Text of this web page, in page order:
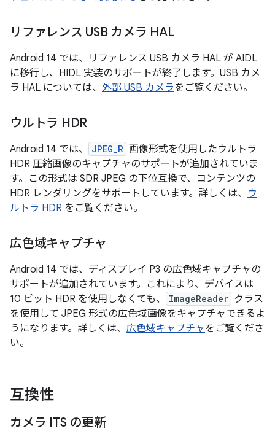
リファレンス USB カメラ HAL
Android 14 では、リファレンス USB カメラ HAL が AIDL
に移行し、HIDL 実装のサポートが終了します。USB カメ
ラ HAL については、 外部 USB カメラをご覧ください。
ウルトラ HDR
Android 14 では、 JPEG_R 画像形式を使用したウルトラ
HDR 圧縮画像のキャプチャのサポートが追加されていま
す。この形式は SDR JPEG の下位互換で、コンテンツの
HDR レンダリングをサポートしています。詳しくは、 ウ
ルトラ HDR をご覧ください。
広色域キャプチャ
Android 14 では、ディスプレイ P3 の広色域キャプチャの
サポートが追加されています。これにより、デバイスは
10 ビット HDR を使用しなくても、
ImageReader クラス
を使用して JPEG 形式の広色域画像をキャプチャできるよ
うになります。詳しくは、 広色域キャプチャをご覧くださ
い。
互換性
カメラ ITS の更新